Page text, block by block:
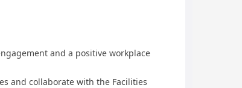
and a positive workplace
collaborate with the Facilities